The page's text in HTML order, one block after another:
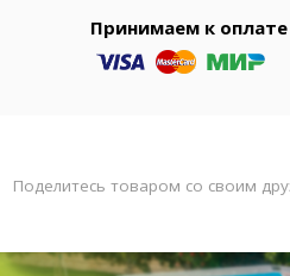
Принимаем к оплате
Поделитесь товаром со своим